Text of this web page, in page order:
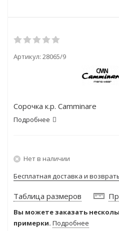
Артикул: 28065/9
Сорочка к.р. Camminare
Подробнее
Нет в наличии
Бесплатная доставка и
Таблица размеров
Вы можете заказать
примерки. Подробнее